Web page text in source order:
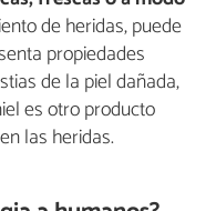
de heridas, puede
propiedades
de la piel dañada,
es otro producto
las heridas.